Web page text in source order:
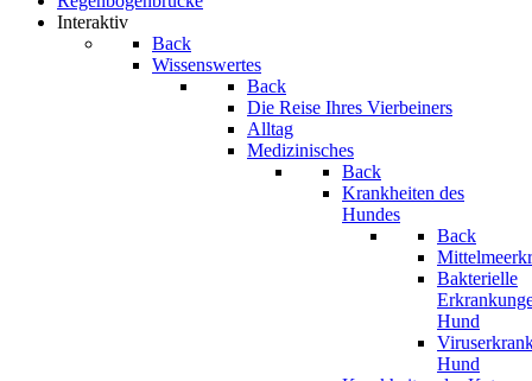
Interaktiv
Back
Wissenswertes
Back
Die Reise Ihres Vierbeiners
Alltag
Medizinisches
Back
Krankheiten des
Hundes
Back
Bakterielle
Hund
Hund